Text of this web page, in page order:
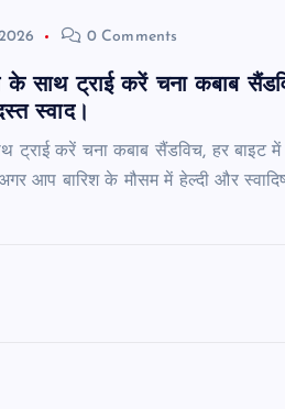
0 Comments
साथ ट्राई करें चना कबाब
स्वाद।
करें चना कबाब सैंडविच, हर बाइट में
आप बारिश के मौसम में हेल्दी और